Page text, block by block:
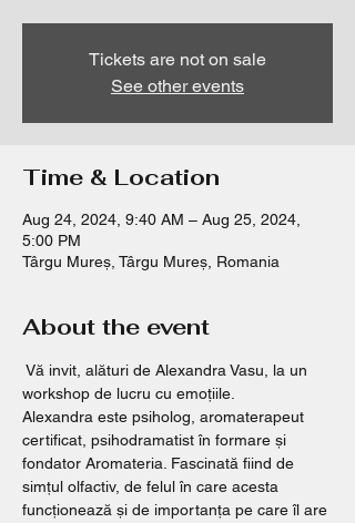
Tickets are not on sale
See other events
Time & Location
Aug 24, 2024, 9:40 AM – Aug 25, 2024,
5:00 PM
Târgu Mureș, Târgu Mureș, Romania
About the event
Vă invit, alături de Alexandra Vasu, la un
workshop de lucru cu emoțiile.
Alexandra este psiholog, aromaterapeut
certificat, psihodramatist în formare și
fondator Aromateria. Fascinată fiind de
simțul olfactiv, de felul în care acesta
funcționează și de importanța pe care îl are